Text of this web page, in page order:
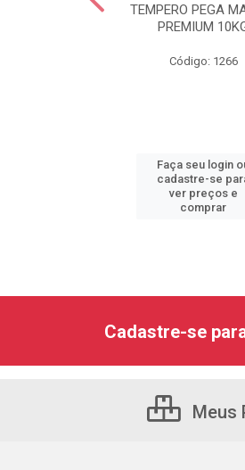
TEMPERO PEGA
PREMIUM
Código: 1266
Faça seu login
cadastre-se
ver preços e
comprar
Cadastre-se
Meus